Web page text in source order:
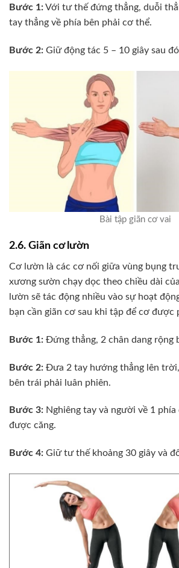
Bước 1:Với tư thế đứng thẳng, duỗi
tay thẳng về phía bên phải cơ thể.
Bước 2: Giữ động tác 5 – 10 giây sau
Bài tập giãn cơ vai
2.6. Giãn cơ lườn
Cơ lườn là các cơ nối giữa vùng bụng
xương sườn chạy dọc theo chiều dài
lườn sẽ tác động nhiều vào sự hoạt
bạn cần giãn cơ sau khi tập để cơ được
Bước 1: Đứng thẳng, 2 chân dang rộng
Bước 2: Đưa 2 tay hướng thẳng lên
bên trái phải luân phiên.
Bước 3: Nghiêng tay và người về 1
được căng.
Bước 4: Giữ tư thế khoảng 30 giây và